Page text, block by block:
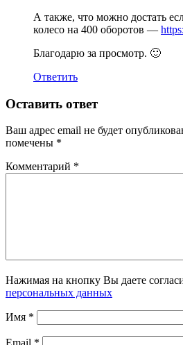
А также, что можно достать
колесо на 400 оборотов —
Благодарю за просмотр. 🙂
Ответить
Оставить ответ
Ваш адрес email не будет
помечены *
Комментарий *
Нажимая на кнопку Вы даете
персональных данных
Имя *